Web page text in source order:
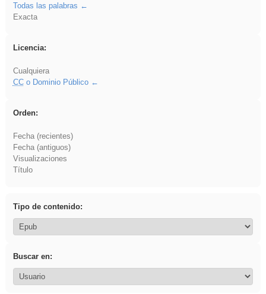
Todas las palabras
Exacta
Licencia:
Cualquiera
CCo Dominio Público
Orden:
Fecha (recientes)
Fecha (antiguos)
Visualizaciones
Título
Tipo de contenido:
Buscar en: